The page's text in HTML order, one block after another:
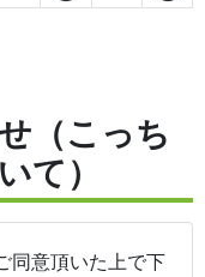
（こっち
て）
同意頂いた上で下